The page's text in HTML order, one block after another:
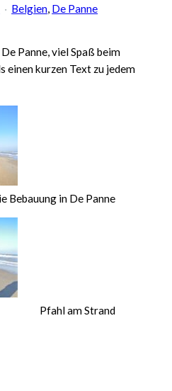
Belgien, De Panne
Panne, viel Spaß beim
einen kurzen Text zu jedem
Bebauung in De Panne
Pfahl am Strand